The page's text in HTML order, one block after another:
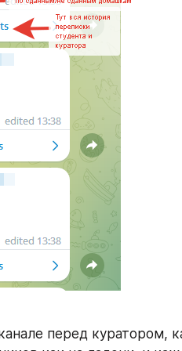
перед куратором,